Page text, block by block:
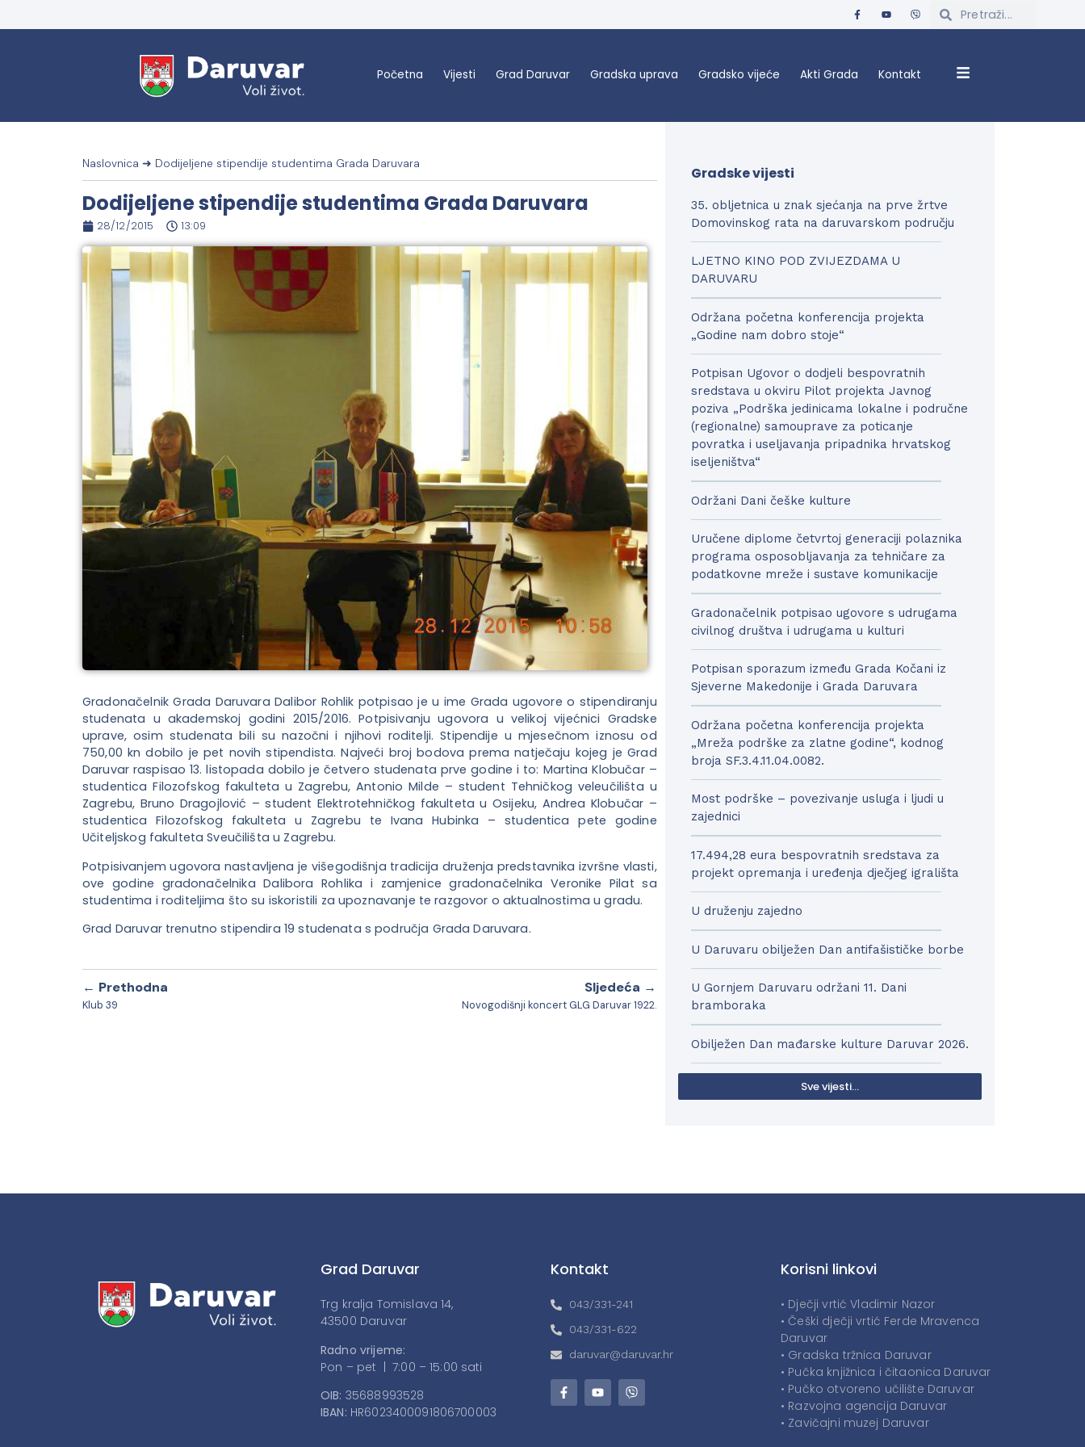
Početna Vijesti Grad Daruvar Gradska uprava Gradsko vijeće Akti Grada Kontakt
Naslovnica ➜ Dodijeljene stipendije studentima Grada Daruvara
Dodijeljene stipendije studentima Grada Daruvara
28/12/2015 13:09
Gradonačelnik Grada Daruvara Dalibor Rohlik potpisao je u ime Grada ugovore o stipendiranju
studenata u akademskoj godini 2015/2016. Potpisivanju ugovora u velikoj vijećnici Gradske
uprave, osim studenata bili su nazočni i njihovi roditelji. Stipendije u mjesečnom iznosu od
750,00 kn dobilo je pet novih stipendista. Najveći broj bodova prema natječaju kojeg je Grad
Daruvar raspisao 13. listopada dobilo je četvero studenata prve godine i to: Martina Klobučar –
studentica Filozofskog fakulteta u Zagrebu, Antonio Milde – student Tehničkog veleučilišta u
Zagrebu, Bruno Dragojlović – student Elektrotehničkog fakulteta u Osijeku, Andrea Klobučar –
studentica Filozofskog fakulteta u Zagrebu te Ivana Hubinka – studentica pete godine
Učiteljskog fakulteta Sveučilišta u Zagrebu.
Potpisivanjem ugovora nastavljena je višegodišnja tradicija druženja predstavnika izvršne vlasti,
ove godine gradonačelnika Dalibora Rohlika i zamjenice gradonačelnika Veronike Pilat sa
studentima i roditeljima što su iskoristili za upoznavanje te razgovor o aktualnostima u gradu.
Grad Daruvar trenutno stipendira 19 studenata s područja Grada Daruvara.
← Prethodna
Klub 39
Sljedeća →
Novogodišnji koncert GLG Daruvar 1922.
Gradske vijesti
35. obljetnica u znak sjećanja na prve žrtve
Domovinskog rata na daruvarskom području
LJETNO KINO POD ZVIJEZDAMA U
DARUVARU
Održana početna konferencija projekta
„Godine nam dobro stoje“
Potpisan Ugovor o dodjeli bespovratnih
sredstava u okviru Pilot projekta Javnog
poziva „Podrška jedinicama lokalne i područne
(regionalne) samouprave za poticanje
povratka i useljavanja pripadnika hrvatskog
iseljeništva“
Održani Dani češke kulture
Uručene diplome četvrtoj generaciji polaznika
programa osposobljavanja za tehničare za
podatkovne mreže i sustave komunikacije
Gradonačelnik potpisao ugovore s udrugama
civilnog društva i udrugama u kulturi
Potpisan sporazum između Grada Kočani iz
Sjeverne Makedonije i Grada Daruvara
Održana početna konferencija projekta
„Mreža podrške za zlatne godine“, kodnog
broja SF.3.4.11.04.0082.
Most podrške – povezivanje usluga i ljudi u
zajednici
17.494,28 eura bespovratnih sredstava za
projekt opremanja i uređenja dječjeg igrališta
U druženju zajedno
U Daruvaru obilježen Dan antifašističke borbe
U Gornjem Daruvaru održani 11. Dani
bramboraka
Obilježen Dan mađarske kulture Daruvar 2026.
Sve vijesti...
Grad Daruvar
Trg kralja Tomislava 14,
43500 Daruvar
Radno vrijeme:
Pon – pet | 7:00 – 15:00 sati
OIB: 35688993528
IBAN: HR6023400091806700003
Kontakt
043/331-241
043/331-622
daruvar@daruvar.hr
Korisni linkovi
• Dječji vrtić Vladimir Nazor
• Češki dječji vrtić Ferde Mravenca
Daruvar
• Gradska tržnica Daruvar
• Pučka knjižnica i čitaonica Daruvar
• Pučko otvoreno učilište Daruvar
• Razvojna agencija Daruvar
• Zavičajni muzej Daruvar